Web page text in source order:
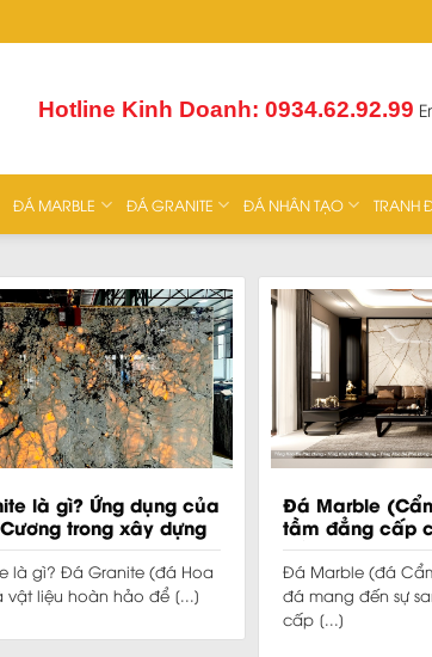
Hotline Kinh Doanh: 0934.62.92.99
ĐÁ MARBLE ĐÁ GRANITE ĐÁ NHÂN TẠO TRANH
là gì? Ứng dụng của
trong xây dựng
là gì? Đá Granite (đá Hoa
vật liệu hoàn hảo để [...]
Đá Marble
tầm đẳng cấp
sống
Đá Marble (đá
đá mang đến sự
cấp [...]